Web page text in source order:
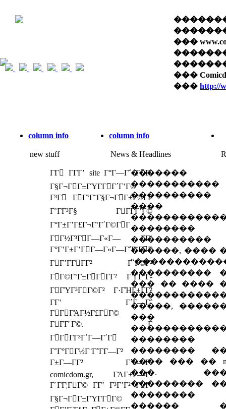
���
�������
���
��� http://
column info
new stuff
ΓΓ ΓΓ­Γʽ site Γ°Γ―Γ΅ ΓΓ­
Γ§Γ¬ΓΓ±ΓΎΓ­ΓΓ΄ΓʽΓ©
Γ³Γ ΓΓʽΓ¨Γ§Γ¬ΓΓ±Γ©Γ­Γ
ΓʼΓΓ³Γ§ ΓΓΓ­ΓʽΓ©
Γ°Γ±ΓʽΓ£Γ¬ΓʽΓ΄Γ©ΓΓ
ΓΓ½Γ³ΓΓ―Γ«Γ― Γ­Γʽ
Γ°ΓʽΓ±ΓʽΓΓ―Γ«Γ―Γ΅Γ¨ΓΓ
ΓΓʽΓ­ΓΓΓ² Γ΄Γ©Γ²
ΓΓ©ΓʽΓ±ΓΓΓΓ² ΓʽΓ­ΓʽΓ­
ΓΓΎΓ³ΓΓ©Γ² Γ·ΓΉΓ±ΓΓ²
Γ­Γʽ Γ΄Γ―Γ΅
ΓΓΓΆΓ½Γ£ΓΓ©
ΓΓΓ΄Γ©. Γ
ΓΓΓΓ³Γ΄Γ―Γ΄Γ
Γ΅Γ°ΓΓ½Γ¨Γ΅Γ­Γ―Γ²
Γ±Γ―ΓΓ² Γ΄Γ―Γ΅
comicdom.gr, ΓΆΓ±Γ―Γ­
Γ΄ΓΓ¦ΓΓ© Γ­Γʽ Γ³ΓʽΓ² ΓΓ­
Γ§Γ¬ΓΓ±ΓΎΓ­ΓΓ©
column info
News & Headlines
�������
�����������
����������
����
��������
����������
������, ����
����������
��� �� ����
�����,
���
��������
��������
���� ��� ��
���.
���������
��������
������